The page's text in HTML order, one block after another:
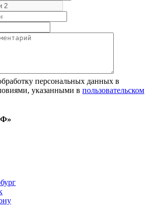
персональных данных в
указанными в пользовательском